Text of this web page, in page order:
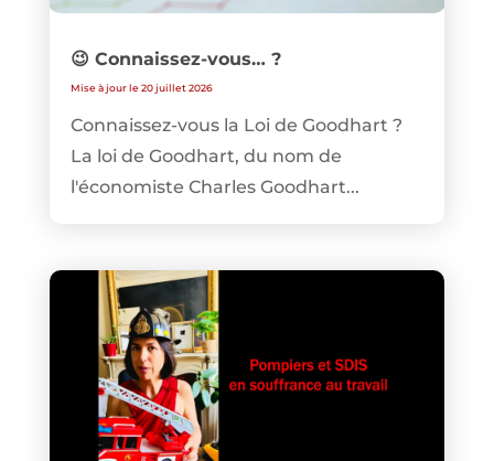
😉 Connaissez-vous… ?
Mise à jour le 20 juillet 2026
Connaissez-vous la Loi de Goodhart ?
La loi de Goodhart, du nom de
l'économiste Charles Goodhart...